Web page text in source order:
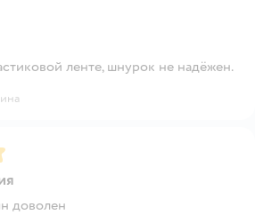
ленте, шнурок не надёжен.
доволен